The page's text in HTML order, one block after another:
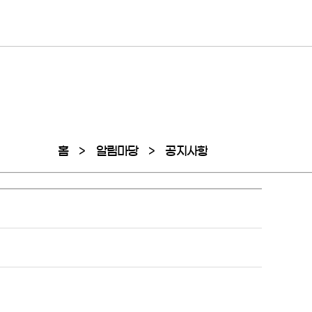
홈 알림마당 공지사항